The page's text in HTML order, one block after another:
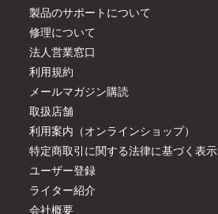
製品のサポートについて
修理について
法人営業窓口
利用規約
メールマガジン購読
取扱店舗
利用案内（オンラインショップ）
特定商取引に関する法律に基づく表示
ユーザー登録
ライター紹介
会社概要